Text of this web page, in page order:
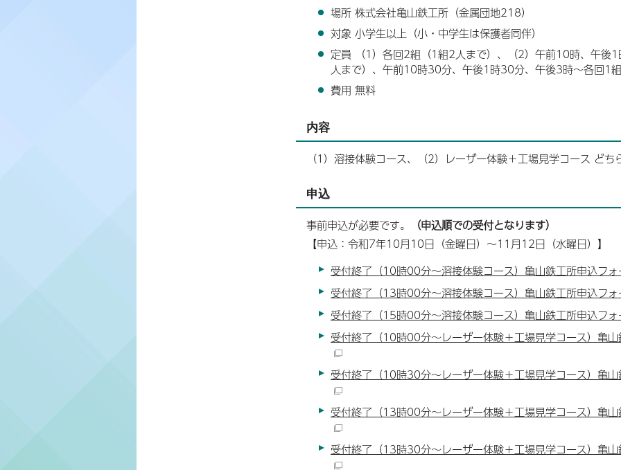
場所 株式会社亀山鉄工所（金属団地218）
対象 小学生以上（小・中学生は保護者同伴）
定員 （1）各回2組（1組2人まで）、（2）午前10時、午後
人まで）、午前10時30分、午後1時30分、午後3時～各回1
費用 無料
内容
（1）溶接体験コース、（2）レーザー体験＋工場見学コース ど
申込
事前申込が必要です。
（申込順での受付となります）
【申込：令和7年10月10日（金曜日）～11月12日（水曜日）】
受付終了（10時00分～溶接体験コース）亀山鉄工所申込フォ
受付終了（13時00分～溶接体験コース）亀山鉄工所申込フォ
受付終了（15時00分～溶接体験コース）亀山鉄工所申込フォ
受付終了（10時00分～レーザー体験＋工場見学コース）亀
受付終了（10時30分～レーザー体験＋工場見学コース）亀
受付終了（13時00分～レーザー体験＋工場見学コース）亀
受付終了（13時30分～レーザー体験＋工場見学コース）亀